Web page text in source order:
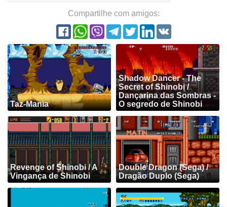
Compartilhe com amigos:
Taz-Mania
Shadow Dancer - The
Secret of Shinobi /
Dançarina das Sombras -
O segredo de Shinobi
Revenge of Shinobi / A
Vingança de Shinobi
Double Dragon (Sega) /
Dragão Duplo (Sega)